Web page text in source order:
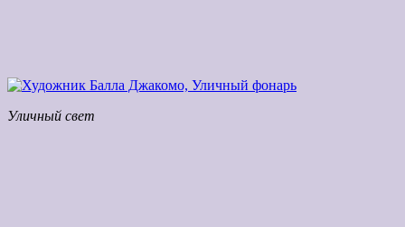
Уличный свет